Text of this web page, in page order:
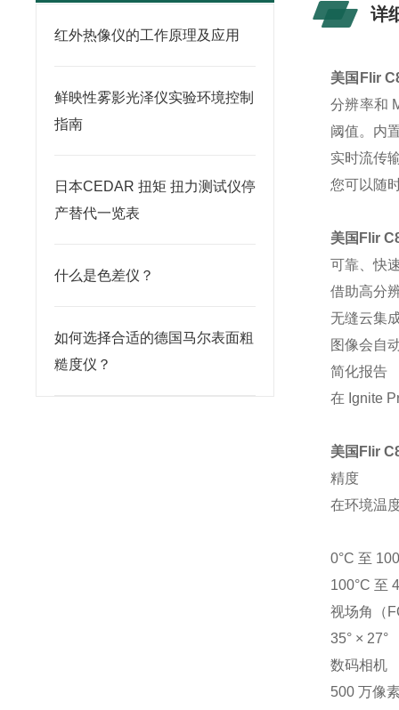
红外热像仪的工作原理及应用
鲜映性雾影光泽仪实验环境控制
指南
日本CEDAR 扭矩 扭力测试仪停
产替代一览表
什么是色差仪？
如何选择合适的德国马尔表面粗
糙度仪？
详
美国Flir
分辨率和
阈值。内
实时流传
您可以随
美国Flir
可靠、快
借助高分
无缝云集
图像会自
简化报告
在 Ignite
美国Flir
精度
在环境温
0°C 至
100°C 至
视场角（
35° × 27°
数码相机
500 万像